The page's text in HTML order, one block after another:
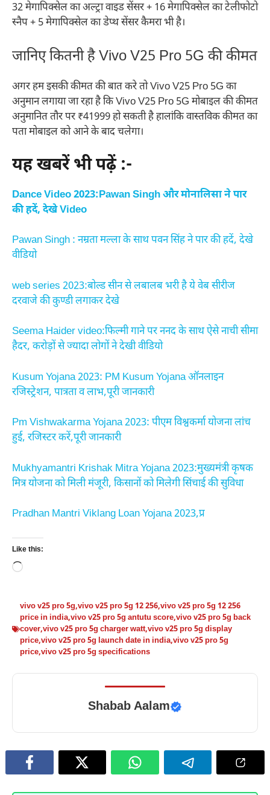
32 मेगापिक्सेल का अल्ट्रा वाइड सेंसर + 16 मेगापिक्सेल का टेलीफोटो
स्नैप + 5 मेगापिक्सेल का डेप्थ सेंसर कैमरा भी है।
जानिए कितनी है Vivo V25 Pro 5G की कीमत
अगर हम इसकी कीमत की बात करे तो Vivo V25 Pro 5G का
अनुमान लगाया जा रहा है कि Vivo V25 Pro 5G मोबाइल की कीमत
अनुमानित तौर पर ₹41999 हो सकती है हालांकि वास्तविक कीमत का
पता मोबाइल को आने के बाद चलेगा।
यह खबरें भी पढ़ें :-
Dance Video 2023:Pawan Singh और मोनालिसा ने पार
की हदें, देखे Video
Pawan Singh : नम्रता मल्ला के साथ पवन सिंह ने पार की हदें, देखे
वीडियो
web series 2023:बोल्ड सीन से लबालब भरी है ये वेब सीरीज
दरवाजे की कुण्डी लगाकर देखे
Seema Haider video:फिल्मी गाने पर ननद के साथ ऐसे नाची सीमा
हैदर, करोड़ों से ज्यादा लोगों ने देखी वीडियो
Kusum Yojana 2023: PM Kusum Yojana ऑनलाइन
रजिस्ट्रेशन, पात्रता व लाभ,पूरी जानकारी
Pm Vishwakarma Yojana 2023: पीएम विश्वकर्मा योजना लांच
हुई, रजिस्टर करें,पूरी जानकारी
Mukhyamantri Krishak Mitra Yojana 2023:मुख्यमंत्री कृषक
मित्र योजना को मिली मंजूरी, किसानों को मिलेगी सिंचाई की सुविधा
Pradhan Mantri Viklang Loan Yojana 2023,प्र
Like this:
Loading…
vivo v25 pro 5g,vivo v25 pro 5g 12 256,vivo v25 pro 5g 12 256
price in india,vivo v25 pro 5g antutu score,vivo v25 pro 5g back
cover,vivo v25 pro 5g charger watt,vivo v25 pro 5g display
price,vivo v25 pro 5g launch date in india,vivo v25 pro 5g
price,vivo v25 pro 5g specifications
Shabab Aalam